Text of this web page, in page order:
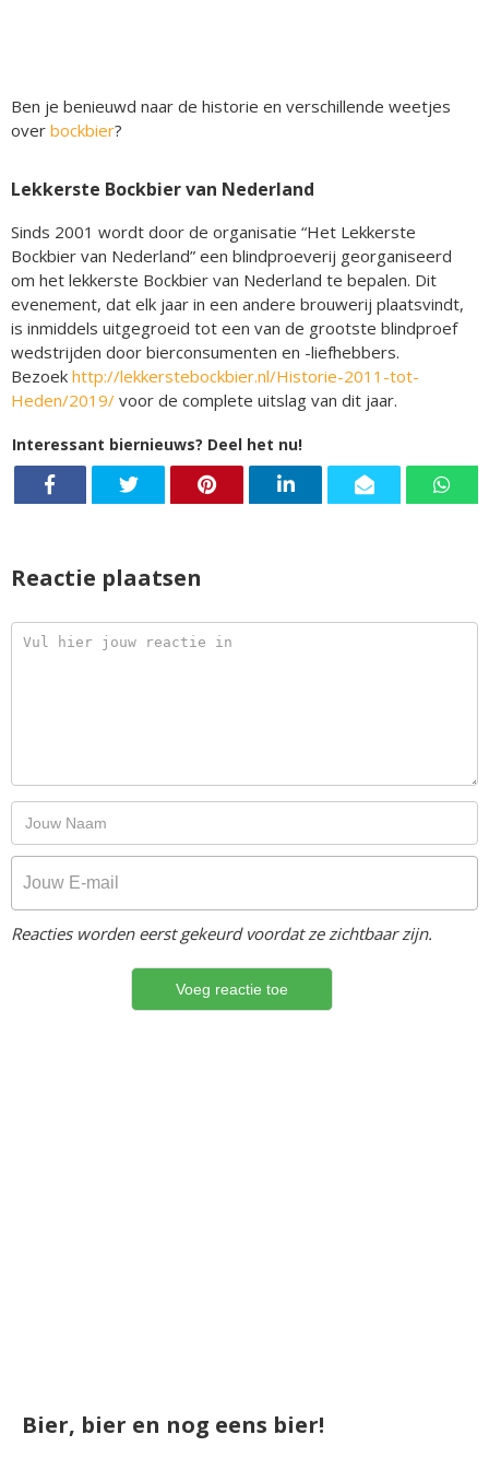
Ben je benieuwd naar de historie en verschillende weetjes
over bockbier?
Lekkerste Bockbier van Nederland
Sinds 2001 wordt door de organisatie “Het Lekkerste
Bockbier van Nederland” een blindproeverij georganiseerd
om het lekkerste Bockbier van Nederland te bepalen. Dit
evenement, dat elk jaar in een andere brouwerij plaatsvindt,
is inmiddels uitgegroeid tot een van de grootste blindproef
wedstrijden door bierconsumenten en -liefhebbers.
Bezoek http://lekkerstebockbier.nl/Historie-2011-tot-
Heden/2019/ voor de complete uitslag van dit jaar.
Interessant biernieuws? Deel het nu!
Reactie plaatsen
Reacties worden eerst gekeurd voordat ze zichtbaar zijn.
Bier, bier en nog eens bier!